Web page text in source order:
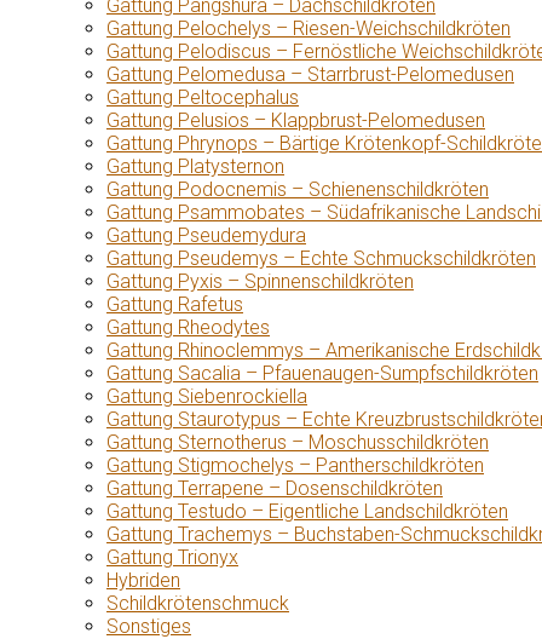
Gattung Pangshura – Dachschildkröten
Gattung Pelochelys – Riesen-Weichschildkröten
Gattung Pelodiscus – Fernöstliche
Gattung Pelomedusa – Starrbrust-Pelomedusen
Gattung Peltocephalus
Gattung Pelusios – Klappbrust-Pelomedusen
Gattung Phrynops – Bärtige Krötenkopf-
Gattung Platysternon
Gattung Podocnemis – Schienenschildkröten
Gattung Psammobates – Südafrikanische
Gattung Pseudemydura
Gattung Pseudemys – Echte Schmuckschildkröten
Gattung Pyxis – Spinnenschildkröten
Gattung Rafetus
Gattung Rheodytes
Gattung Rhinoclemmys – Amerikanische
Gattung Sacalia – Pfauenaugen-Sumpfschildkröten
Gattung Siebenrockiella
Gattung Staurotypus – Echte
Gattung Sternotherus – Moschusschildkröten
Gattung Stigmochelys – Pantherschildkröten
Gattung Terrapene – Dosenschildkröten
Gattung Testudo – Eigentliche Landschildkröten
Gattung Trachemys – Buchstaben-
Gattung Trionyx
Hybriden
Schildkrötenschmuck
Sonstiges